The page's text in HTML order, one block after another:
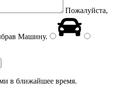
Пожалуйста,
Машину.
в ближайшее время.